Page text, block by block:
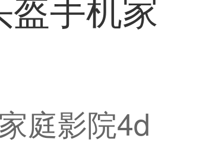
庭影院4d